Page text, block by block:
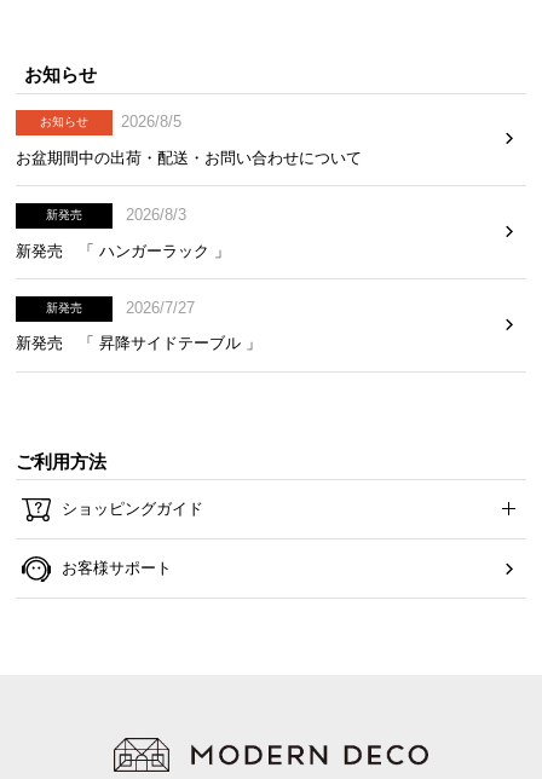
お知らせ
お知らせ
2026/8/5
お盆期間中の出荷・配送・お問い合わせについて
新発売
2026/8/3
新発売 「 ハンガーラック 」
新発売
2026/7/27
新発売 「 昇降サイドテーブル 」
ご利用方法
ショッピングガイド
お客様サポート